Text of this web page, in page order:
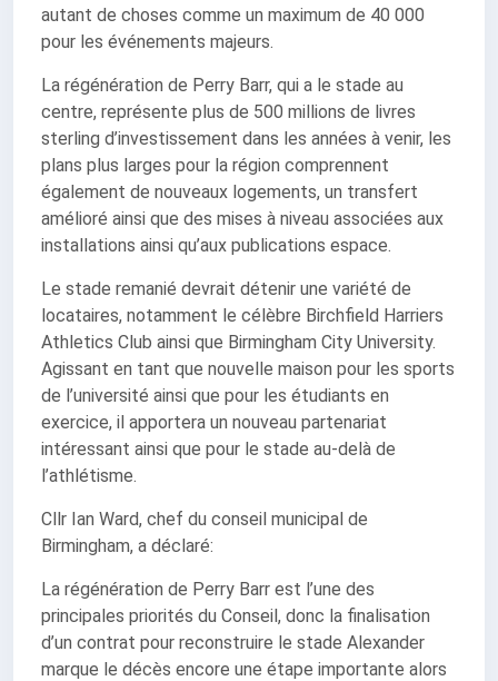
autant de choses comme un maximum de 40 000
pour les événements majeurs.
La régénération de Perry Barr, qui a le stade au
centre, représente plus de 500 millions de livres
sterling d’investissement dans les années à venir, les
plans plus larges pour la région comprennent
également de nouveaux logements, un transfert
amélioré ainsi que des mises à niveau associées aux
installations ainsi qu’aux publications espace.
Le stade remanié devrait détenir une variété de
locataires, notamment le célèbre Birchfield Harriers
Athletics Club ainsi que Birmingham City University.
Agissant en tant que nouvelle maison pour les sports
de l’université ainsi que pour les étudiants en
exercice, il apportera un nouveau partenariat
intéressant ainsi que pour le stade au-delà de
l’athlétisme.
Cllr Ian Ward, chef du conseil municipal de
Birmingham, a déclaré:
La régénération de Perry Barr est l’une des
principales priorités du Conseil, donc la finalisation
d’un contrat pour reconstruire le stade Alexander
marque le décès encore une étape importante alors